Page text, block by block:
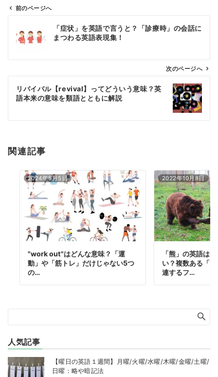
ビ
ン
前のページへ
「症状」を英語で言うと？「診療時」の会話に
まつわる英語表現集！
次のページへ
リバイバル【revival】ってどういう意味？英
語本来の意味を類語とともに解説
関連記事
2024年5月5日
"work out"はどんな意味？「運
動」や「筋トレ」だけじゃない5つ
の…
2022年10月8日
「熊」の英語は
い？複数ある「
連するフ…
人気記事
【曜日の英語１週間】月曜/火曜/水曜/木曜/金曜/土曜/
日曜：略や暗記法